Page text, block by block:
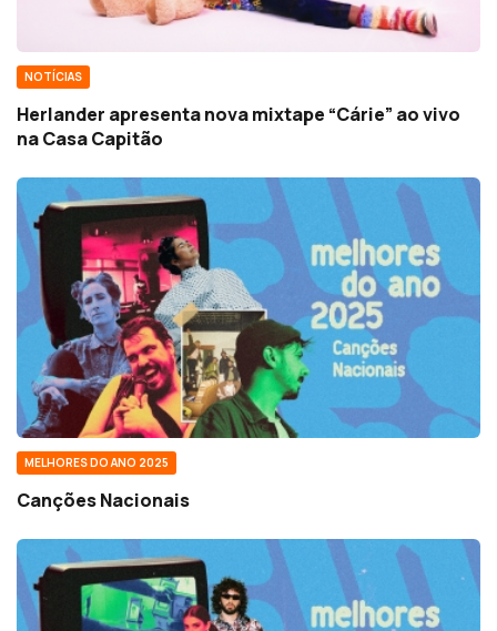
NOTÍCIAS
Herlander apresenta nova mixtape “Cárie” ao vivo
na Casa Capitão
MELHORES DO ANO 2025
Canções Nacionais